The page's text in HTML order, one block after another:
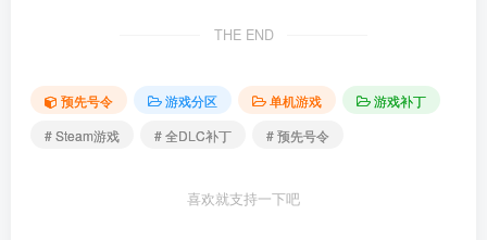
THE END
预先号令 游戏分区 单机游戏
游戏补丁
# Steam游戏
# 全DLC补丁 # 预先号令
喜欢就支持一下吧